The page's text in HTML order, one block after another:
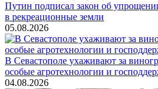
Путин подписал закон об
в рекреационные земли
05.08.2026
В Севастополе ухаживают за
особые агротехнологии и
04.08.2026